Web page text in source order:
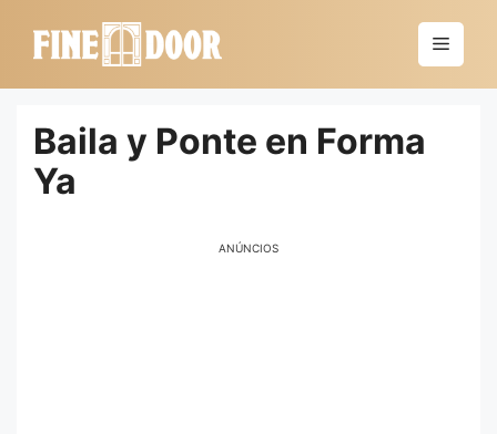
Menú
Baila y Ponte en Forma
Ya
ANÚNCIOS